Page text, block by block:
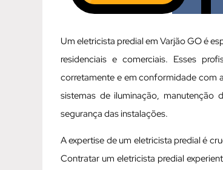
Um eletricista predial em Varjão GO é
residenciais e comerciais. Esses
corretamente e em conformidade com
sistemas de iluminação, manutenção
segurança das instalações.
A expertise de um eletricista predial é
Contratar um eletricista predial